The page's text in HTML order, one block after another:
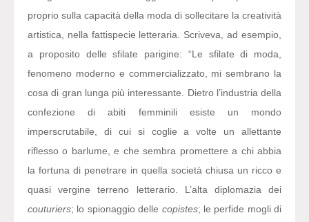
proprio sulla capacità della moda di sollecitare la creatività
artistica, nella fattispecie letteraria. Scriveva, ad esempio,
a proposito delle sfilate parigine: “Le sfilate di moda,
fenomeno moderno e commercializzato, mi sembrano la
cosa di gran lunga più interessante. Dietro l’industria della
confezione di abiti femminili esiste un mondo
imperscrutabile, di cui si coglie a volte un allettante
riflesso o barlume, e che sembra promettere a chi abbia
la fortuna di penetrare in quella società chiusa un ricco e
quasi vergine terreno letterario. L’alta diplomazia dei
couturiers; lo spionaggio delle copistes; le perfide mogli di